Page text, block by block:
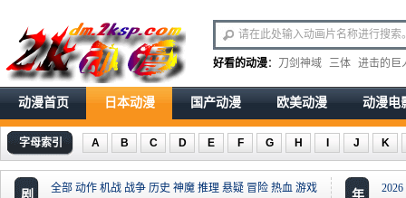
好看的动漫： 刀剑神域 三体 进击的巨
动漫首页 日本动漫 国产动漫 欧美动漫 动漫电
字母索引 A B C D E F G H J K
剧
全部 动作 机战 战争 历史 神魔 推理 悬疑 冒险 热血 游戏
年
2026